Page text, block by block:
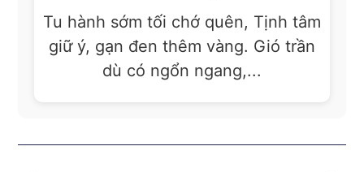
Tu hành sớm tối chớ quên, Tịnh tâm
giữ ý, gạn đen thêm vàng. Gió trần
dù có ngổn ngang,...